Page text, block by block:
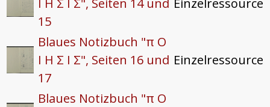
15
Blaues Notizbuch "π O
I H Σ I Σ", Seiten 16 und
17
Einzelressource
Blaues Notizbuch "π O